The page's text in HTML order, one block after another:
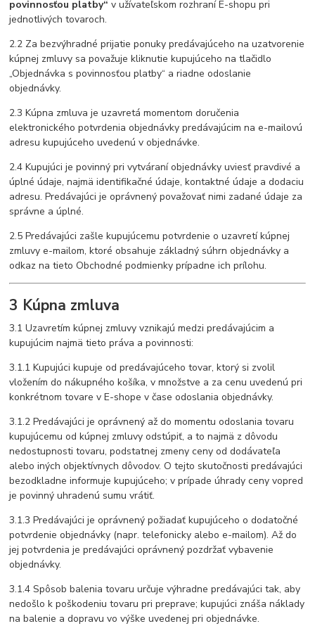
povinnosťou platby“ v užívateľskom rozhraní E-shopu pri
jednotlivých tovaroch.
2.2 Za bezvýhradné prijatie ponuky predávajúceho na uzatvorenie
kúpnej zmluvy sa považuje kliknutie kupujúceho na tlačidlo
„Objednávka s povinnosťou platby“ a riadne odoslanie
objednávky.
2.3 Kúpna zmluva je uzavretá momentom doručenia
elektronického potvrdenia objednávky predávajúcim na e-mailovú
adresu kupujúceho uvedenú v objednávke.
2.4 Kupujúci je povinný pri vytváraní objednávky uviesť pravdivé a
úplné údaje, najmä identifikačné údaje, kontaktné údaje a dodaciu
adresu. Predávajúci je oprávnený považovať nimi zadané údaje za
správne a úplné.
2.5 Predávajúci zašle kupujúcemu potvrdenie o uzavretí kúpnej
zmluvy e-mailom, ktoré obsahuje základný súhrn objednávky a
odkaz na tieto Obchodné podmienky prípadne ich prílohu.
3 Kúpna zmluva
3.1 Uzavretím kúpnej zmluvy vznikajú medzi predávajúcim a
kupujúcim najmä tieto práva a povinnosti:
3.1.1 Kupujúci kupuje od predávajúceho tovar, ktorý si zvolil
vložením do nákupného košíka, v množstve a za cenu uvedenú pri
konkrétnom tovare v E-shope v čase odoslania objednávky.
3.1.2 Predávajúci je oprávnený až do momentu odoslania tovaru
kupujúcemu od kúpnej zmluvy odstúpiť, a to najmä z dôvodu
nedostupnosti tovaru, podstatnej zmeny ceny od dodávateľa
alebo iných objektívnych dôvodov. O tejto skutočnosti predávajúci
bezodkladne informuje kupujúceho; v prípade úhrady ceny vopred
je povinný uhradenú sumu vrátiť.
3.1.3 Predávajúci je oprávnený požiadať kupujúceho o dodatočné
potvrdenie objednávky (napr. telefonicky alebo e-mailom). Až do
jej potvrdenia je predávajúci oprávnený pozdržať vybavenie
objednávky.
3.1.4 Spôsob balenia tovaru určuje výhradne predávajúci tak, aby
nedošlo k poškodeniu tovaru pri preprave; kupujúci znáša náklady
na balenie a dopravu vo výške uvedenej pri objednávke.